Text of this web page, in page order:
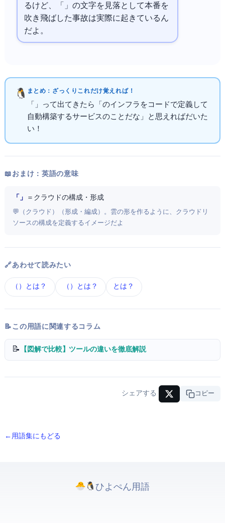
るけど、「Replace」の文字を見落として本番DBを
吹き飛ばした事故は実際に起きているん
だよ。
まとめ：ざっくりこれだけ覚えればOK！
「CloudFormation」って出てきたら「 のインフラをコードで定義して
自動構築するサービスのことだな」と思えればだいた
いOK！
📖 おまけ：英語の意味
「Cloud Formation」 ＝ クラウドの構成・形成
💬 Cloud（クラウド）+ Formation（形成・編成）。雲の形を作るように、クラウドリ
ソースの構成を定義するイメージだよ
🔗 あわせて読みたい
AWS（Amazon Web Services） とは？ IaC（Infrastructure as Code） とは？ Terraform とは？
📝 この用語に関連するコラム
📝 【図解で比較】Terraform vs CloudFormation — IaCツールの違いを徹底解説
シェアする URLコピー
← 用語集にもどる
ひよぺんIT用語. All rights reserved.